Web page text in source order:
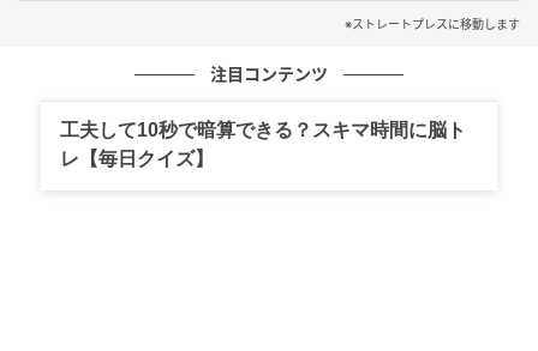
こと。魚活(UOKATSU)部門はスーパーなどで購入でき
る一般大衆魚を使用しよう。
※ストレートプレスに移動します
注目コンテンツ
工夫して10秒で暗算できる？スキマ時間に脳ト
レ【毎日クイズ】